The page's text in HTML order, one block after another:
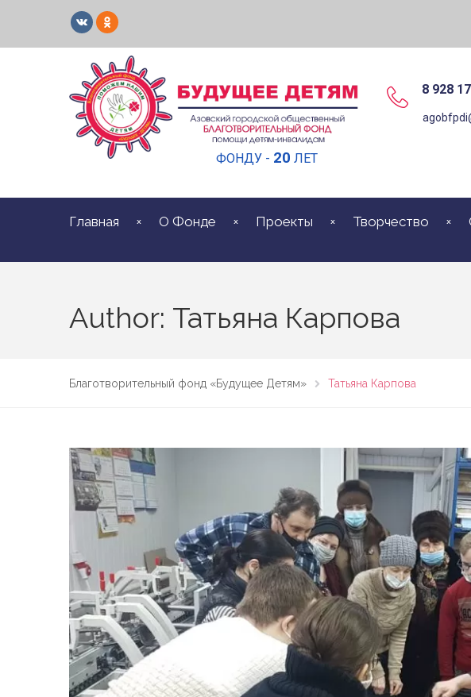
ФОНДУ - 20 ЛЕТ
8 928
Главная О Фонде Проекты Творчество
Author: Татьяна Кaрпова
Благотворительный фонд «Будущее Детям» Татьяна Кaрпова